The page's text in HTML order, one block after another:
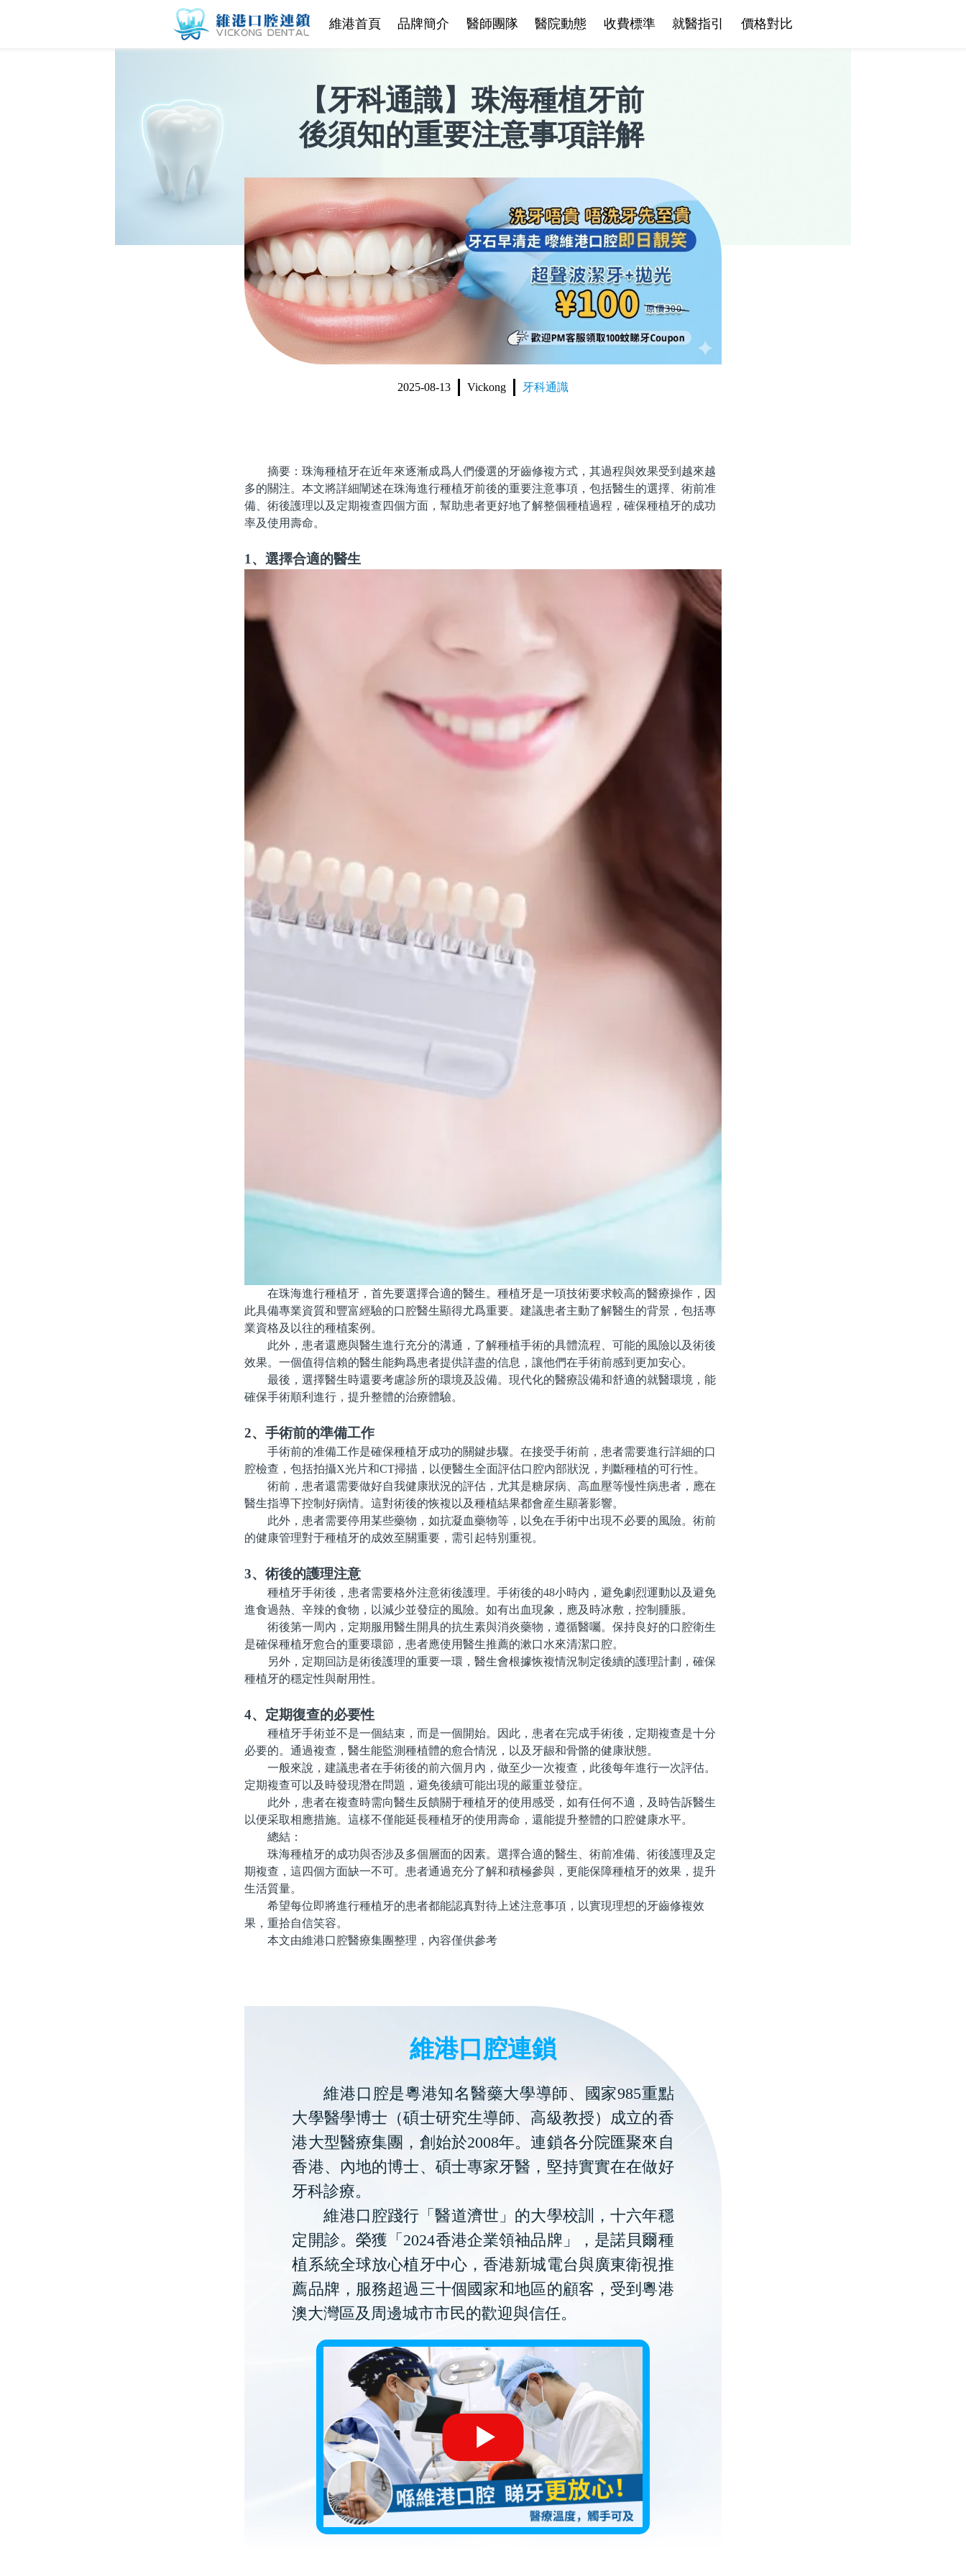
維港首頁 品牌簡介 醫師團隊 醫院動態 收費標準 就醫指引 價格對比
【牙科通識】珠海種植牙前
後須知的重要注意事項詳解
2025-08-13 Vickong 牙科通識
摘要：珠海種植牙在近年來逐漸成爲人們優選的牙齒修複方式，其過程與效果受到越來越
多的關注。本文將詳細闡述在珠海進行種植牙前後的重要注意事項，包括醫生的選擇、術前准
備、術後護理以及定期複查四個方面，幫助患者更好地了解整個種植過程，確保種植牙的成功
率及使用壽命。
1、選擇合適的醫生
在珠海進行種植牙，首先要選擇合適的醫生。種植牙是一項技術要求較高的醫療操作，因
此具備專業資質和豐富經驗的口腔醫生顯得尤爲重要。建議患者主動了解醫生的背景，包括專
業資格及以往的種植案例。
此外，患者還應與醫生進行充分的溝通，了解種植手術的具體流程、可能的風險以及術後
效果。一個值得信賴的醫生能夠爲患者提供詳盡的信息，讓他們在手術前感到更加安心。
最後，選擇醫生時還要考慮診所的環境及設備。現代化的醫療設備和舒適的就醫環境，能
確保手術順利進行，提升整體的治療體驗。
2、手術前的準備工作
手術前的准備工作是確保種植牙成功的關鍵步驟。在接受手術前，患者需要進行詳細的口
腔檢查，包括拍攝X光片和CT掃描，以便醫生全面評估口腔內部狀況，判斷種植的可行性。
術前，患者還需要做好自我健康狀況的評估，尤其是糖尿病、高血壓等慢性病患者，應在
醫生指導下控制好病情。這對術後的恢複以及種植結果都會産生顯著影響。
此外，患者需要停用某些藥物，如抗凝血藥物等，以免在手術中出現不必要的風險。術前
的健康管理對于種植牙的成效至關重要，需引起特別重視。
3、術後的護理注意
種植牙手術後，患者需要格外注意術後護理。手術後的48小時內，避免劇烈運動以及避免
進食過熱、辛辣的食物，以減少並發症的風險。如有出血現象，應及時冰敷，控制腫脹。
術後第一周內，定期服用醫生開具的抗生素與消炎藥物，遵循醫囑。保持良好的口腔衛生
是確保種植牙愈合的重要環節，患者應使用醫生推薦的漱口水來清潔口腔。
另外，定期回訪是術後護理的重要一環，醫生會根據恢複情況制定後續的護理計劃，確保
種植牙的穩定性與耐用性。
4、定期復查的必要性
種植牙手術並不是一個結束，而是一個開始。因此，患者在完成手術後，定期複查是十分
必要的。通過複查，醫生能監測種植體的愈合情況，以及牙龈和骨骼的健康狀態。
一般來說，建議患者在手術後的前六個月內，做至少一次複查，此後每年進行一次評估。
定期複查可以及時發現潛在問題，避免後續可能出現的嚴重並發症。
此外，患者在複查時需向醫生反饋關于種植牙的使用感受，如有任何不適，及時告訴醫生
以便采取相應措施。這樣不僅能延長種植牙的使用壽命，還能提升整體的口腔健康水平。
總結：
珠海種植牙的成功與否涉及多個層面的因素。選擇合適的醫生、術前准備、術後護理及定
期複查，這四個方面缺一不可。患者通過充分了解和積極參與，更能保障種植牙的效果，提升
生活質量。
希望每位即將進行種植牙的患者都能認真對待上述注意事項，以實現理想的牙齒修複效
果，重拾自信笑容。
本文由維港口腔醫療集團整理，內容僅供參考
維港口腔連鎖
維港口腔是粵港知名醫藥大學導師、國家985重點
大學醫學博士（碩士研究生導師、高級教授）成立的香
港大型醫療集團，創始於2008年。連鎖各分院匯聚來自
香港、內地的博士、碩士專家牙醫，堅持實實在在做好
牙科診療。
維港口腔踐行「醫道濟世」的大學校訓，十六年穩
定開診。榮獲「2024香港企業領袖品牌」，是諾貝爾種
植系統全球放心植牙中心，香港新城電台與廣東衛視推
薦品牌，服務超過三十個國家和地區的顧客，受到粵港
澳大灣區及周邊城市市民的歡迎與信任。